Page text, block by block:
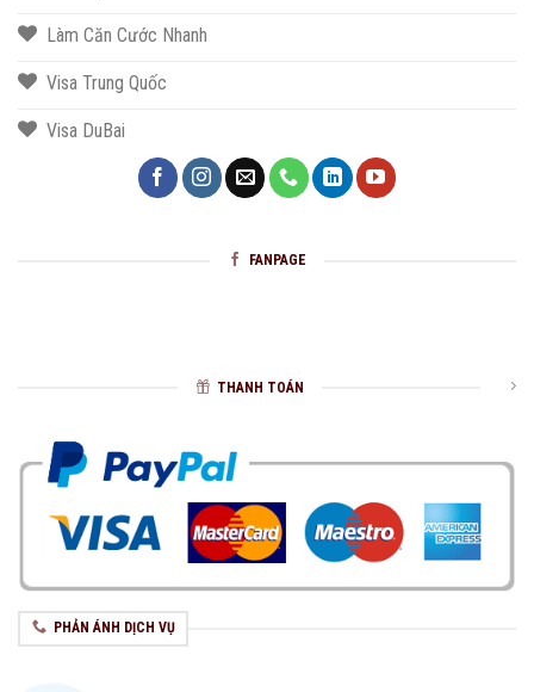
Làm Căn Cước Nhanh
Visa Trung Quốc
Visa DuBai
FANPAGE
THANH TOÁN
PHẢN ÁNH DỊCH VỤ